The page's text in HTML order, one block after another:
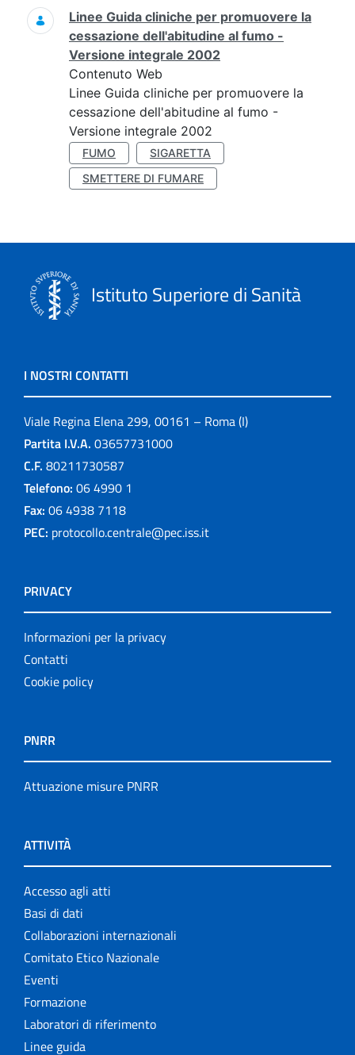
Linee Guida cliniche per promuovere la
cessazione dell'abitudine al fumo -
Versione integrale 2002
Contenuto Web
Linee Guida cliniche per promuovere la
cessazione dell'abitudine al fumo -
Versione integrale 2002
FUMO
SIGARETTA
SMETTERE DI FUMARE
Istituto Superiore di Sanità
I NOSTRI CONTATTI
Viale Regina Elena 299, 00161 – Roma (I)
Partita I.V.A. 03657731000
C.F. 80211730587
Telefono: 06 4990 1
Fax: 06 4938 7118
PEC: protocollo.centrale@pec.iss.it
PRIVACY
Informazioni per la privacy
Contatti
Cookie policy
PNRR
Attuazione misure PNRR
ATTIVITÀ
Accesso agli atti
Basi di dati
Collaborazioni internazionali
Comitato Etico Nazionale
Eventi
Formazione
Laboratori di riferimento
Linee guida